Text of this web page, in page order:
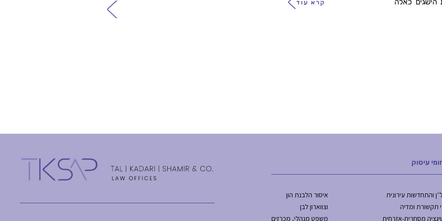
קרא עוד
עיסוק
והתחדשות עירונית
תקשורת ומדיה
מסחרית-אזרחית
איסור הלבנת הון
וצווארון לבן
משפט מנהלי, מכרזים